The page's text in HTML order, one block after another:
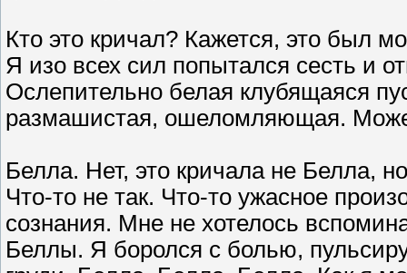
Кто это кричал? Кажется, это был
Я изо всех сил попытался сесть и
Ослепительно белая клубящаяся
размашистая, ошеломляющая.
Белла. Нет, это кричала не Белла,
Что-то не так. Что-то ужасное
сознания. Мне не хотелось
Беллы. Я боролся с болью,